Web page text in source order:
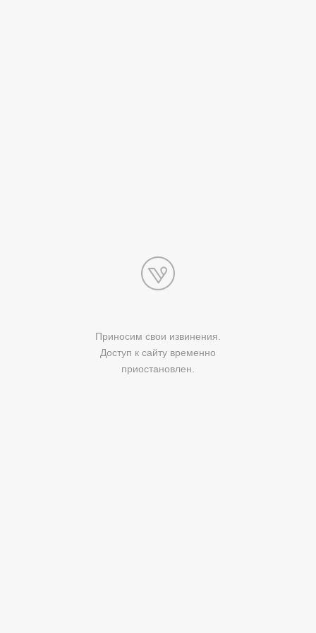
Приносим свои извинения.
Доступ к сайту временно
приостановлен.